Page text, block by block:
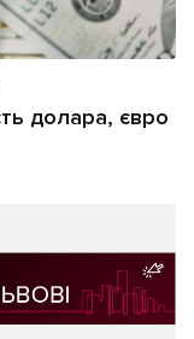
долара, євро